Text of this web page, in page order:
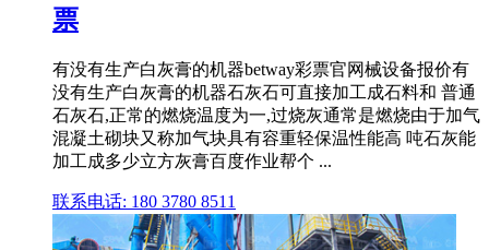
票
有没有生产白灰膏的机器betway彩票官网械设备报价有
没有生产白灰膏的机器石灰石可直接加工成石料和 普通
石灰石,正常的燃烧温度为一,过烧灰通常是燃烧由于加气
混凝土砌块又称加气块具有容重轻保温性能高 吨石灰能
加工成多少立方灰膏百度作业帮个 ...
联系电话: 180 3780 8511